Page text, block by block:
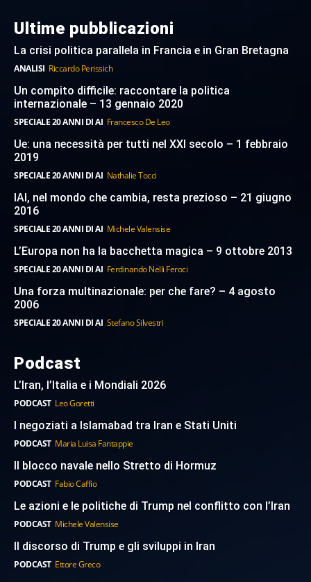
Ultime pubblicazioni
La crisi politica parallela in Francia e in Gran Bretagna
ANALISI Riccardo Perissich
Un compito difficile: raccontare la politica
internazionale – 13 gennaio 2020
SPECIALE 20 ANNI DI AI Francesco De Leo
Ue: una necessità per tutti nel XXI secolo – 1 febbraio
2019
SPECIALE 20 ANNI DI AI Nathalie Tocci
IAI, nel mondo che cambia, resta prezioso – 21 giugno
2016
SPECIALE 20 ANNI DI AI Michele Valensise
L’Europa non ha la bacchetta magica – 9 ottobre 2013
SPECIALE 20 ANNI DI AI Ferdinando Nelli Feroci
Una forza multinazionale: per che fare? – 4 agosto
2006
SPECIALE 20 ANNI DI AI Stefano Silvestri
Podcast
L’Iran, l’Italia e i Mondiali 2026
PODCAST Leo Goretti
I negoziati a Islamabad tra Iran e Stati Uniti
PODCAST Maria Luisa Fantappie
Il blocco navale nello Stretto di Hormuz
PODCAST Fabio Caffio
Le azioni e le politiche di Trump nel conflitto con l’Iran
PODCAST Michele Valensise
Il discorso di Trump e gli sviluppi in Iran
PODCAST Ettore Greco